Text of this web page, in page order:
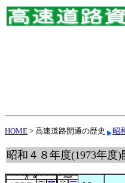
HOME > 高速道路開通の歴史 昭
昭和４８年度(1973年度)